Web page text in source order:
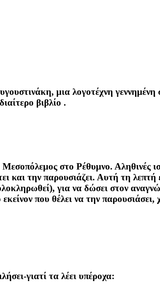
μια λογοτέχνη γεννημένη
βιβλίο .
Μεσοπόλεμος στο Ρέθυμνο. Αληθινές
την παρουσιάζει. Αυτή τη λεπτή
για να δώσει στον
που θέλει να την
γιατί τα λέει υπέροχα: